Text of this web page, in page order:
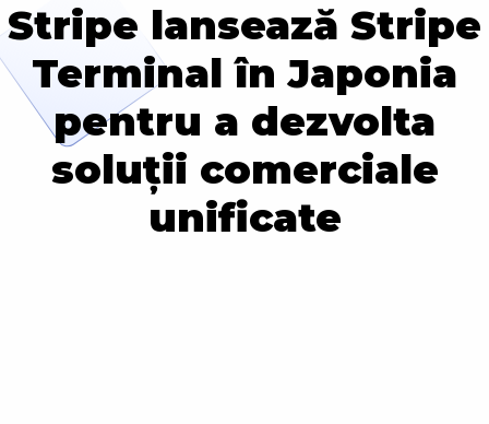
Stripe lansează Stripe
Terminal în Japonia
pentru a dezvolta
soluții comerciale
unificate